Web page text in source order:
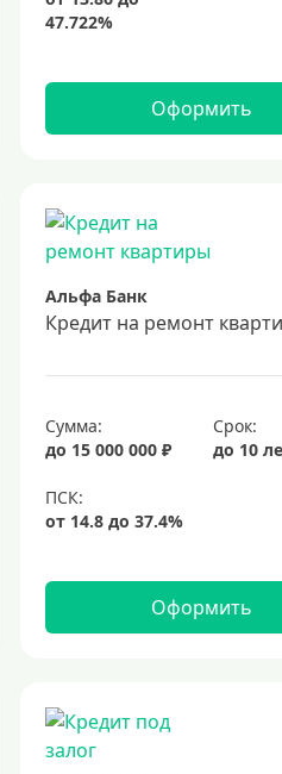
Оформить
Альфа Банк
Кредит на ремонт
Сумма:
до 15 000 000 ₽
Срок:
до 10
Оформить